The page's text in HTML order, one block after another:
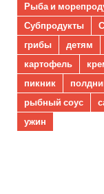
Рыба и
Субпродукты
грибы
детям
картофель
пикник
рыбный соус
ужин